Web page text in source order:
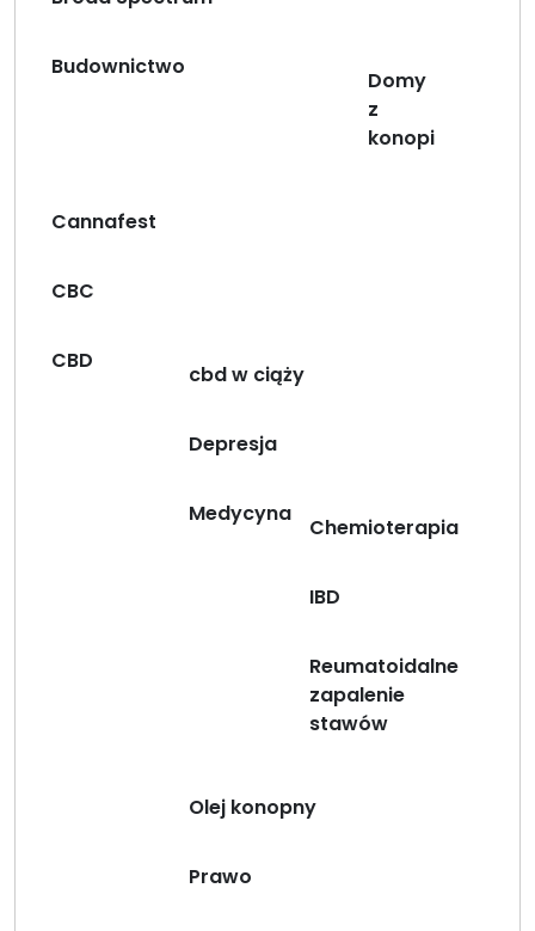
Budownictwo
Domy
z
konopi
Cannafest
CBC
CBD
cbd w ciąży
Depresja
Medycyna
Chemioterapia
IBD
Reumatoidalne
zapalenie
stawów
Olej konopny
Prawo